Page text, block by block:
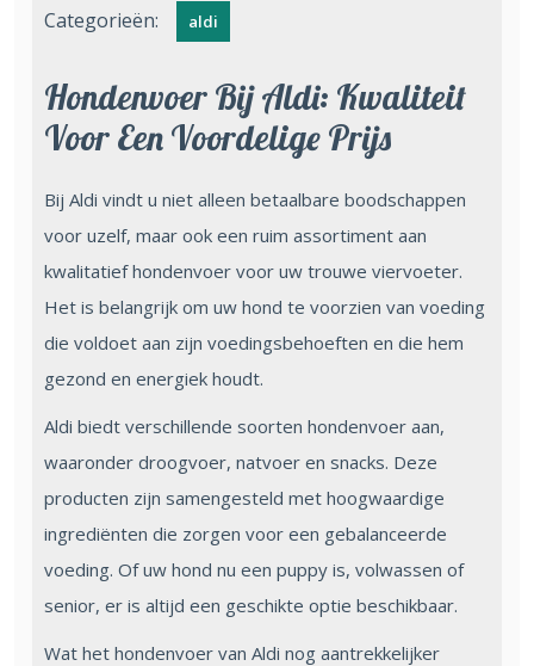
Categorieën: aldi
Hondenvoer Bij Aldi: Kwaliteit
Voor Een Voordelige Prijs
Bij Aldi vindt u niet alleen betaalbare boodschappen
voor uzelf, maar ook een ruim assortiment aan
kwalitatief hondenvoer voor uw trouwe viervoeter.
Het is belangrijk om uw hond te voorzien van voeding
die voldoet aan zijn voedingsbehoeften en die hem
gezond en energiek houdt.
Aldi biedt verschillende soorten hondenvoer aan,
waaronder droogvoer, natvoer en snacks. Deze
producten zijn samengesteld met hoogwaardige
ingrediënten die zorgen voor een gebalanceerde
voeding. Of uw hond nu een puppy is, volwassen of
senior, er is altijd een geschikte optie beschikbaar.
Wat het hondenvoer van Aldi nog aantrekkelijker